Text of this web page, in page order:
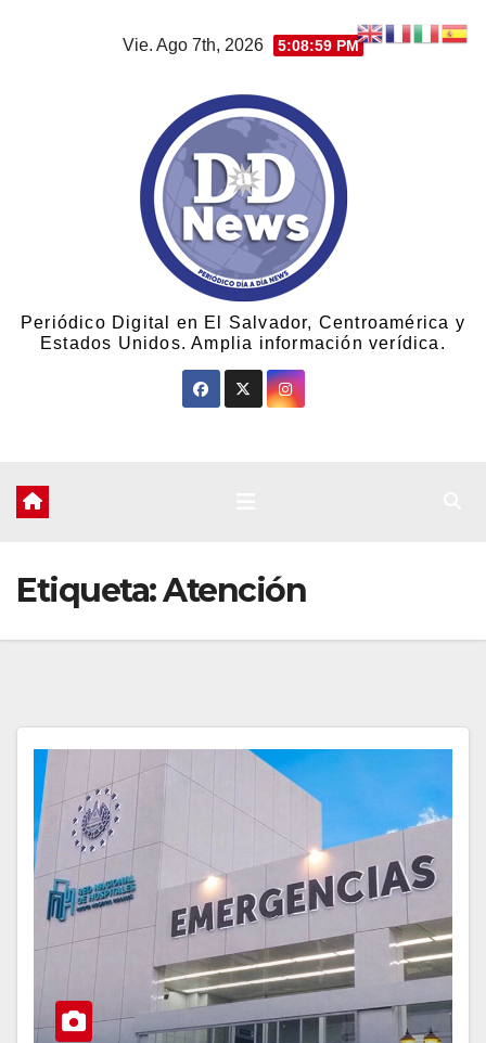
Vie. Ago 7th, 2026 5:09:00 PM
Periódico Digital en El Salvador, Centroamérica y
Estados Unidos. Amplia información verídica.
Etiqueta:Atención